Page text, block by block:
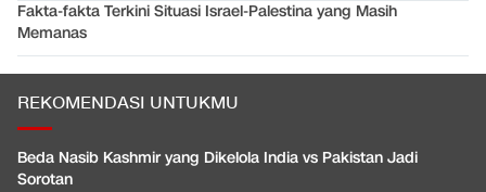
Fakta-fakta Terkini Situasi Israel-Palestina yang Masih
Memanas
REKOMENDASI UNTUKMU
Beda Nasib Kashmir yang Dikelola India vs Pakistan Jadi
Sorotan